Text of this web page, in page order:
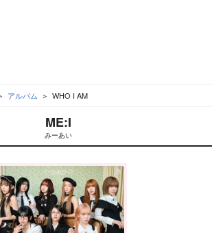
アルバム WHO I AM
ME:I
みーあい